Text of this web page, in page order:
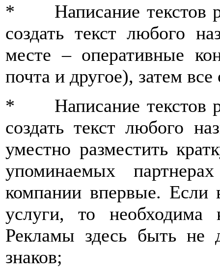
* Написание текстов
создать текст любого
месте – оперативные
почта и другое), затем
* Написание текстов
создать текст любого
уместно разместить
упоминаемых
компании впервые. Если
услуги, то необходима
Рекламы здесь быть
знаков;